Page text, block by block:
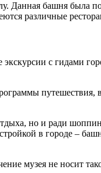
Данная башня была
различные
с гидами
путешествия,
но и ради
в городе –
музея не носит